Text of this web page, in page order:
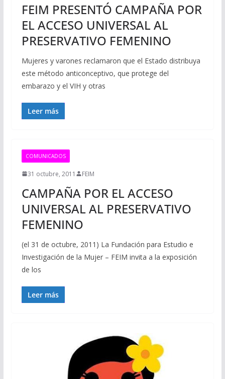
FEIM PRESENTÓ CAMPAÑA POR
EL ACCESO UNIVERSAL AL
PRESERVATIVO FEMENINO
Mujeres y varones reclamaron que el Estado distribuya
este método anticonceptivo, que protege del
embarazo y el VIH y otras
Leer más
COMUNICADOS
31 octubre, 2011 FEIM
CAMPAÑA POR EL ACCESO
UNIVERSAL AL PRESERVATIVO
FEMENINO
(el 31 de octubre, 2011) La Fundación para Estudio e
Investigación de la Mujer – FEIM invita a la exposición
de los
Leer más